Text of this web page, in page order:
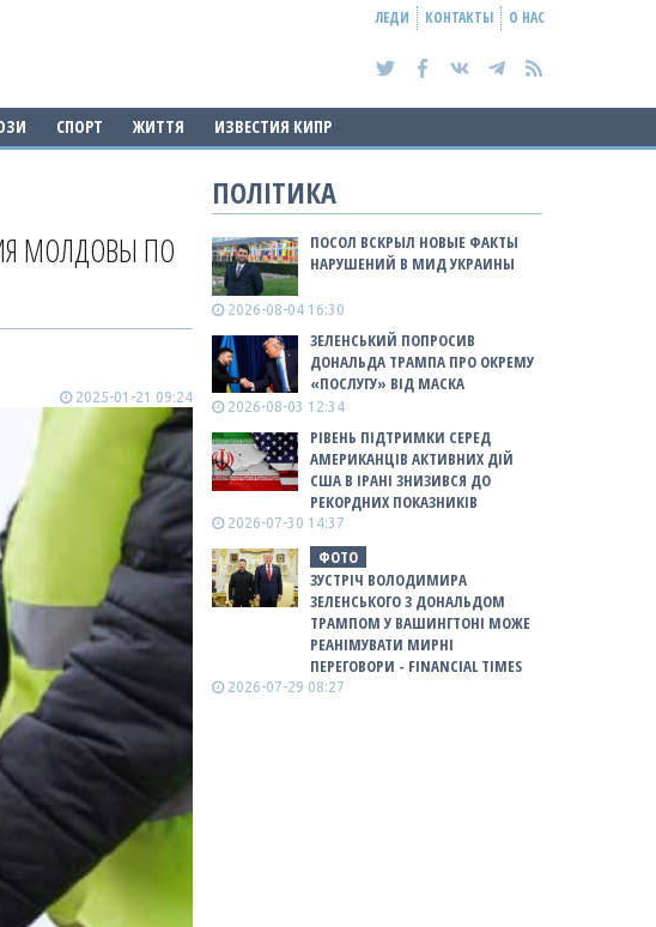
ЛЕДИ КОНТАКТЫ О НАС
СПОРТ ЖИТТЯ ИЗВЕСТИЯ КИПР
МОЛДОВЫ ПО
2025-01-21 09:24
ПОЛІТИКА
ПОСОЛ ВСКРЫЛ НОВЫЕ ФАКТЫ
НАРУШЕНИЙ В МИД УКРАИНЫ
2026-08-04 16:30
ЗЕЛЕНСЬКИЙ ПОПРОСИВ
ДОНАЛЬДА ТРАМПА ПРО ОКРЕМУ
«ПОСЛУГУ» ВІД МАСКА
2026-08-03 12:34
РІВЕНЬ ПІДТРИМКИ СЕРЕД
АМЕРИКАНЦІВ АКТИВНИХ ДІЙ
США В ІРАНІ ЗНИЗИВСЯ ДО
РЕКОРДНИХ ПОКАЗНИКІВ
2026-07-30 14:37
ФОТО
ЗУСТРІЧ ВОЛОДИМИРА
ЗЕЛЕНСЬКОГО З ДОНАЛЬДОМ
ТРАМПОМ У ВАШИНГТОНІ МОЖЕ
РЕАНІМУВАТИ МИРНІ
ПЕРЕГОВОРИ - FINANCIAL TIMES
2026-07-29 08:27